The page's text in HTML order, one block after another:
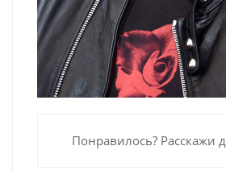
Понравилось? Расскажи